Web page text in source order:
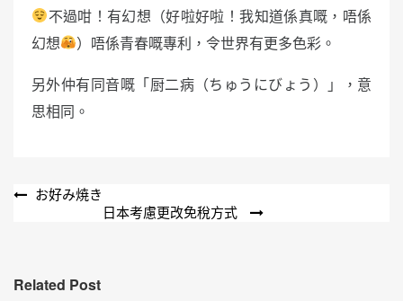
不過咁！有幻想（好啦好啦！我知道係真嘅，唔係
幻想
）唔係青春嘅專利，令世界有更多色彩。
另外仲有同音嘅「厨二病（ちゅうにびょう）」，意
思相同。
文
覽
お好み焼き
日本考慮更改免稅方式
Related Post